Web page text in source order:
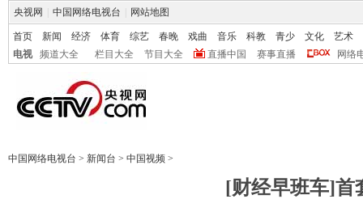
央视网 中国网络电视台 网站地图
首页 新闻 经济 体育 综艺 春晚 戏曲 音乐 科教 青少 文化
艺术
电视
频道大全 栏目大全 节目大全 直播中国 赛事直播 网络
中国网络电视台 > 新闻台 > 中国视频 >
[财经早班车]首